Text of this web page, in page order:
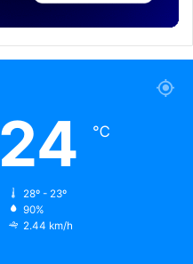
24 ℃
28º - 23º
90%
2.44 km/h